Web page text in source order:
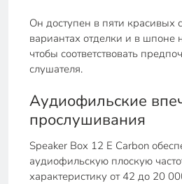
Он доступен в пяти красивых
вариантах отделки и в шпоне
чтобы соответствовать
слушателя.
Аудиофильские
прослушивания
Speaker Box 12 E Carbon
аудиофильскую плоскую
характеристику от 42 до 20